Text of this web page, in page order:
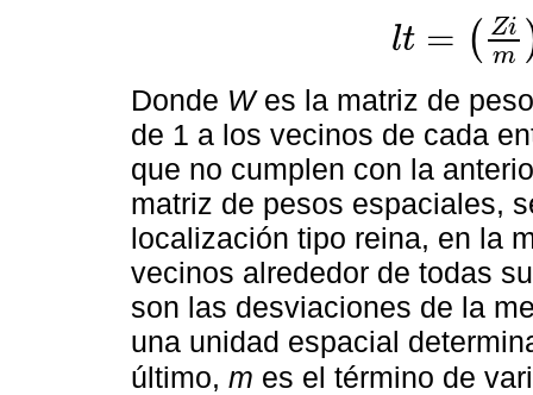
lt = ( Zi
m
lt=Z m∑j 1n Wij*Z
Donde Wes la matriz de
de 1 a los vecinos de cada
que no cumplen con la
matriz de pesos espaciales,
localización tipo reina, en la
vecinos alrededor de todas
son las desviaciones de la
una unidad espacial
último, m es el término de